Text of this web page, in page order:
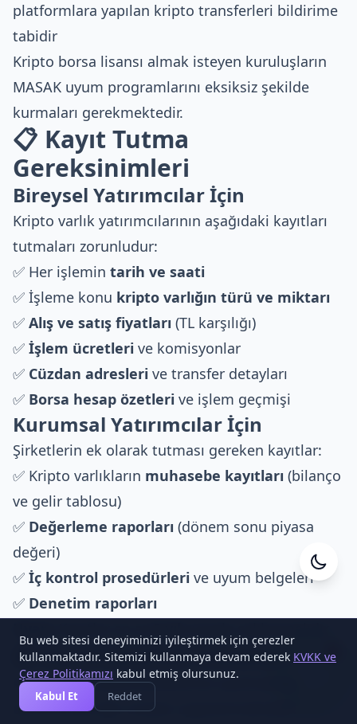
platformlara yapılan kripto transferleri bildirime
tabidir
Kripto borsa lisansı almak isteyen kuruluşların
MASAK uyum programlarını eksiksiz şekilde
kurmaları gerekmektedir.
📋 Kayıt Tutma
Gereksinimleri
Bireysel Yatırımcılar İçin
Kripto varlık yatırımcılarının aşağıdaki kayıtları
tutmaları zorunludur:
✅ Her işlemin tarih ve saati
✅ İşleme konu kripto varlığın türü ve miktarı
✅ Alış ve satış fiyatları (TL karşılığı)
✅ İşlem ücretleri ve komisyonlar
✅ Cüzdan adresleri ve transfer detayları
✅ Borsa hesap özetleri ve işlem geçmişi
Kurumsal Yatırımcılar İçin
Şirketlerin ek olarak tutması gereken kayıtlar:
✅ Kripto varlıkların muhasebe kayıtları (bilanço
ve gelir tablosu)
✅ Değerleme raporları (dönem sonu piyasa
değeri)
✅ İç kontrol prosedürleri ve uyum belgeleri
✅ Denetim raporları
⚖️ Uyumsuzluk Cezaları
Kripto vergi yükümlülüklerine uyulmaması
durumunda ağır cezalar uygulanmaktadır:
1
Cesa Yazılım
Bu web sitesi deneyiminizi iyileştirmek için çerezler
kullanmaktadır. Sitemizi kullanmaya devam ederek KVKK ve
Çerez Politikamızı kabul etmiş olursunuz.
Kabul Et Reddet